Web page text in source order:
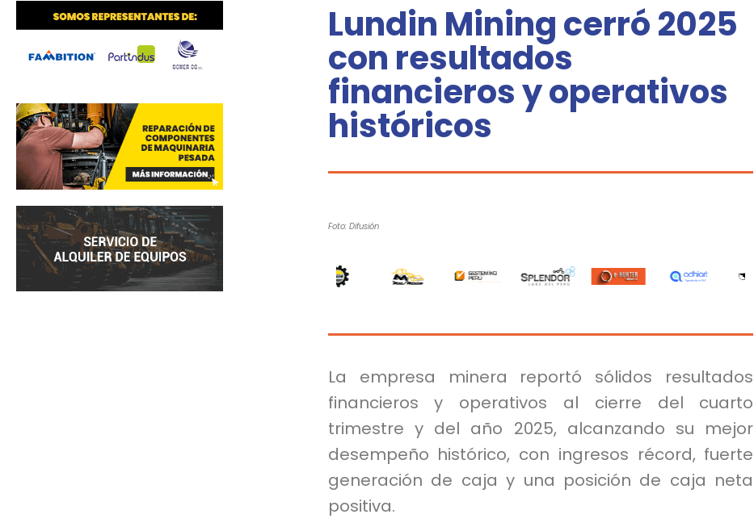
Lundin Mining cerró 2025
con resultados
financieros y operativos
históricos
Foto: Difusión
La empresa minera reportó sólidos resultados
financieros y operativos al cierre del cuarto
trimestre y del año 2025, alcanzando su mejor
desempeño histórico, con ingresos récord, fuerte
generación de caja y una posición de caja neta
positiva.